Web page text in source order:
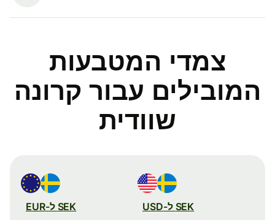
צמדי המטבעות
המובילים עבור קרונה
שוודית
SEK ל-USD SEK ל-EUR